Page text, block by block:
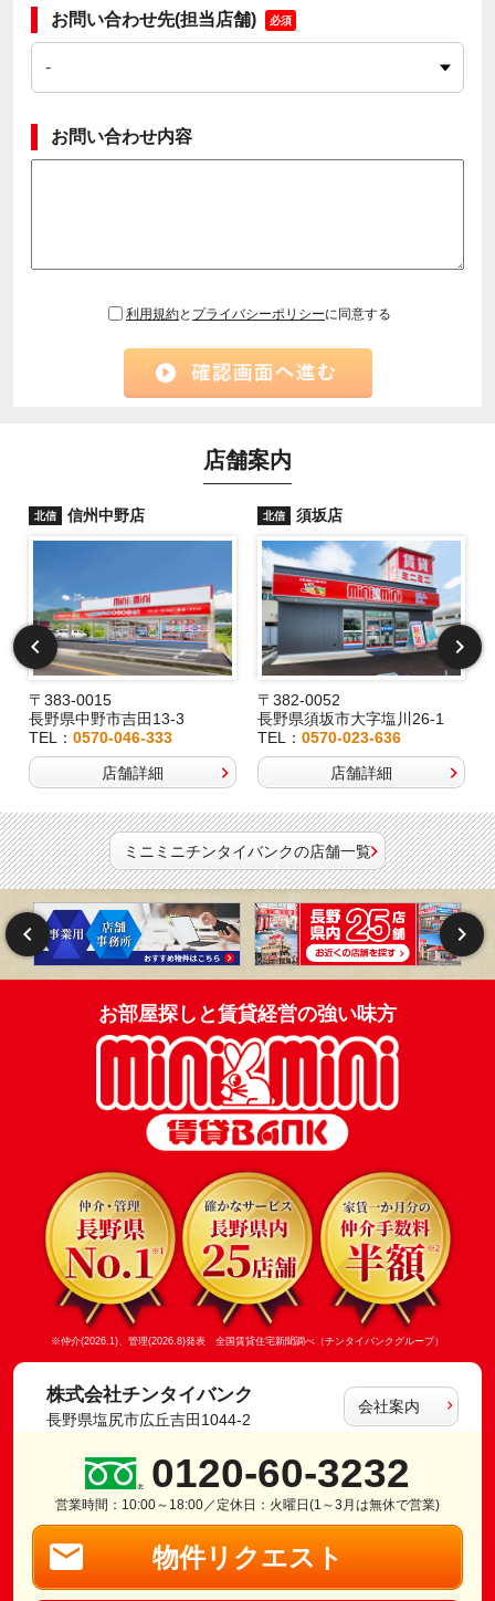
お問い合わせ先(担当店舗) 必須
お問い合わせ内容
利用規約と プライバシーポリシーに同意する
店舗案内
北信 信州中野店
〒383-0015
長野県中野市吉田13-3
TEL： 0570-046-333
店舗詳細
北信 須坂店
〒382-0052
長野県須坂市大字塩川26-1
TEL：0570-023-636
店舗詳細
ミニミニチンタイバンクの店舗一覧
お部屋探しと賃貸経営の強い味方
※仲介(2026.1)、管理(2026.8)発表 全国賃貸住宅新聞調べ（チンタイバンクグループ）
株式会社チンタイバンク
長野県塩尻市広丘吉田1044-2
会社案内
0120-60-3232
営業時間：10:00～18:00／定休日：火曜日(1～3月は無休で営業)
物件リクエスト